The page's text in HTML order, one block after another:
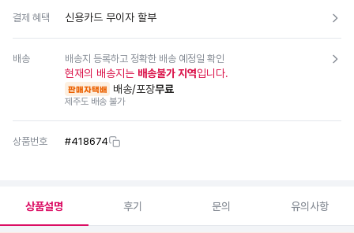
결제 혜택 신용카드 무이자 할부
배송 배송지 등록하고 정확한 배송 예정일 확인
현재의 배송지는 배송불가 지역입니다.
판매자택배 배송/포장무료
제주도 배송 불가
상품번호 #418674
상품설명 후기 문의 유의사항